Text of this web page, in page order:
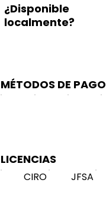
¿Disponible
localmente?
MÉTODOS DE PAGO
LICENCIAS
CIRO JFSA